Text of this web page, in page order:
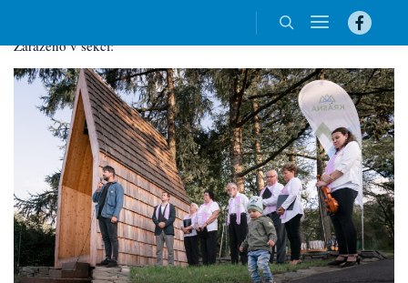
HledatHlavní
Zařazeno v sekci: